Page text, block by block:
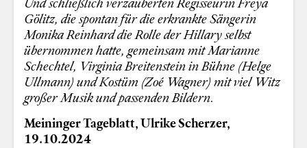
Gölitz, die spontan für die erkrankte Sängerin
Monika Reinhard die Rolle der Hillary selbst
übernommen hatte, gemeinsam mit Marianne
Schechtel, Virginia Breitenstein in Bühne (Helge
Ullmann) und Kostüm (Zoé Wagner) mit viel Witz
großer Musik und passenden Bildern.
Meininger Tageblatt, Ulrike Scherzer,
19.10.2024